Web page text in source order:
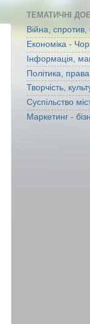
ТЕМАТИЧНІ
Війна, спротив,
Економіка -
Інформація,
Політика, права
Творчість,
Суспільство
Маркетинг -